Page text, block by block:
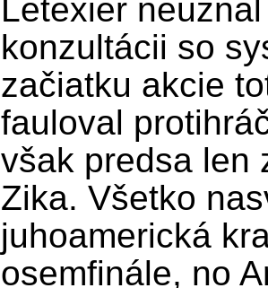
Letexier
konzultácii so
začiatku akcie
fauloval
však predsa len
Zika. Všetko
juhoamerická
osemfinále, no